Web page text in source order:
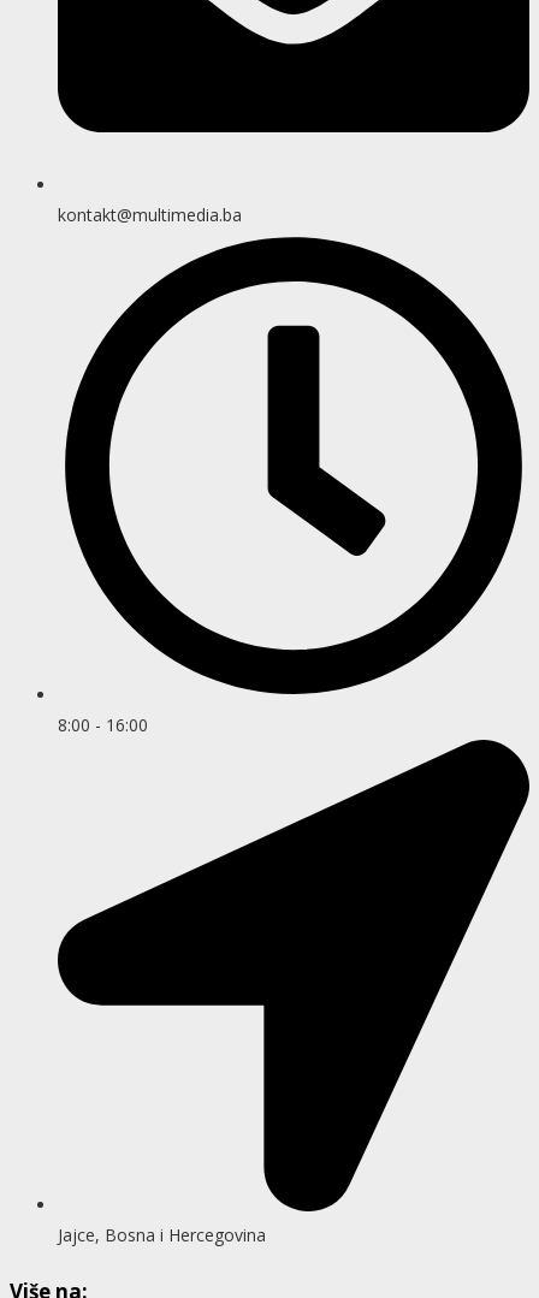
kontakt@multimedia.ba
8:00 - 16:00
Jajce, Bosna i Hercegovina
Više na: